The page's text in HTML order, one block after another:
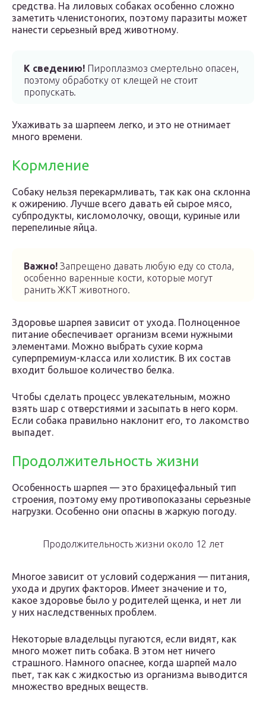
средства. На лиловых собаках особенно сложно
заметить членистоногих, поэтому паразиты может
нанести серьезный вред животному.
К сведению! Пироплазмоз смертельно опасен,
поэтому обработку от клещей не стоит
пропускать.
Ухаживать за шарпеем легко, и это не отнимает
много времени.
Кормление
Собаку нельзя перекармливать, так как она склонна
к ожирению. Лучше всего давать ей сырое мясо,
субпродукты, кисломолочку, овощи, куриные или
перепелиные яйца.
Важно! Запрещено давать любую еду со стола,
особенно варенные кости, которые могут
ранить ЖКТ животного.
Здоровье шарпея зависит от ухода. Полноценное
питание обеспечивает организм всеми нужными
элементами. Можно выбрать сухие корма
суперпремиум-класса или холистик. В их состав
входит большое количество белка.
Чтобы сделать процесс увлекательным, можно
взять шар с отверстиями и засыпать в него корм.
Если собака правильно наклонит его, то лакомство
выпадет.
Продолжительность жизни
Особенность шарпея — это брахицефальный тип
строения, поэтому ему противопоказаны серьезные
нагрузки. Особенно они опасны в жаркую погоду.
Продолжительность жизни около 12 лет
Многое зависит от условий содержания — питания,
ухода и других факторов. Имеет значение и то,
какое здоровье было у родителей щенка, и нет ли
у них наследственных проблем.
Некоторые владельцы пугаются, если видят, как
много может пить собака. В этом нет ничего
страшного. Намного опаснее, когда шарпей мало
пьет, так как с жидкостью из организма выводится
множество вредных веществ.